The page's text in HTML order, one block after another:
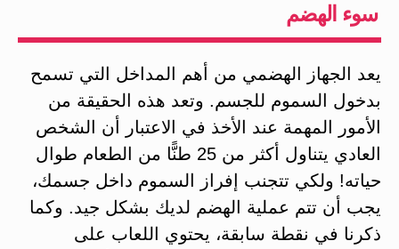
سوء الهضم
يعد الجهاز الهضمي من أهم المداخل التي تسمح
بدخول السموم للجسم. وتعد هذه الحقيقة من
الأمور المهمة عند الأخذ في الاعتبار أن الشخص
العادي يتناول أكثر من 25 طنًّا من الطعام طوال
حياته! ولكي تتجنب إفراز السموم داخل جسمك،
يجب أن تتم عملية الهضم لديك بشكل جيد. وكما
ذكرنا في نقطة سابقة، يحتوي اللعاب على